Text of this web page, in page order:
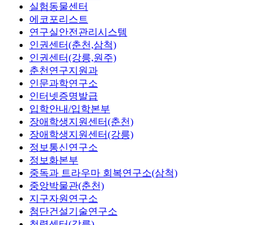
실험동물센터
에코포리스트
연구실안전관리시스템
인권센터(춘천,삼척)
인권센터(강릉,원주)
춘천연구지원과
인문과학연구소
인터넷증명발급
입학안내/입학본부
장애학생지원센터(춘천)
장애학생지원센터(강릉)
정보통신연구소
정보화본부
중독과 트라우마 회복연구소(삼척)
중앙박물관(춘천)
지구자원연구소
첨단건설기술연구소